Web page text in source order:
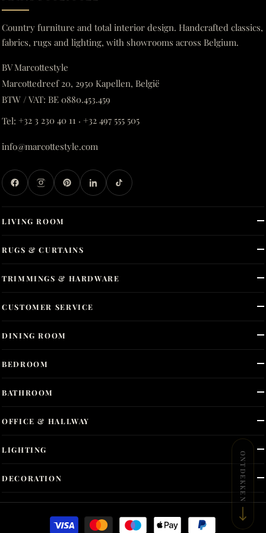
Country furniture and total interior design. Handcrafted classics,
fabrics, rugs and lighting, with showrooms across Belgium.
BV Marcottestyle
Marcottedreef 20, 2950 Kapellen, België
BTW / VAT: BE 0880.453.459
Tel: +32 3 230 40 11 · +32 497 555 505
info@marcottestyle.com
LIVING ROOM
DINING ROOM
BEDROOM
BATHROOM
OFFICE & HALLWAY
LIGHTING
DECORATION
RUGS & CURTAINS
TRIMMINGS & HARDWARE
CUSTOMER SERVICE
ONTDEKKEN